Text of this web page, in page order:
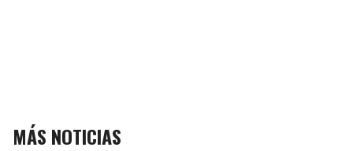
MÁS NOTICIAS